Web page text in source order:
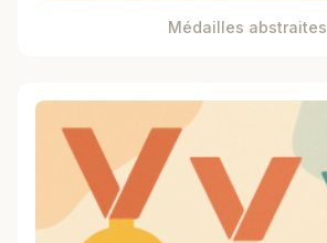
Médailles abstraites